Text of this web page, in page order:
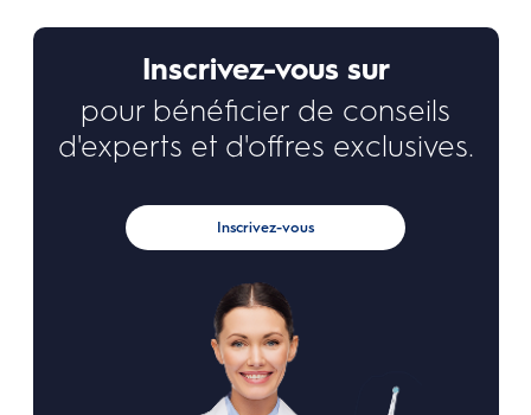
Inscrivez-vous sur
pour bénéficier de conseils
d'experts et d'offres exclusives.
Inscrivez-vous